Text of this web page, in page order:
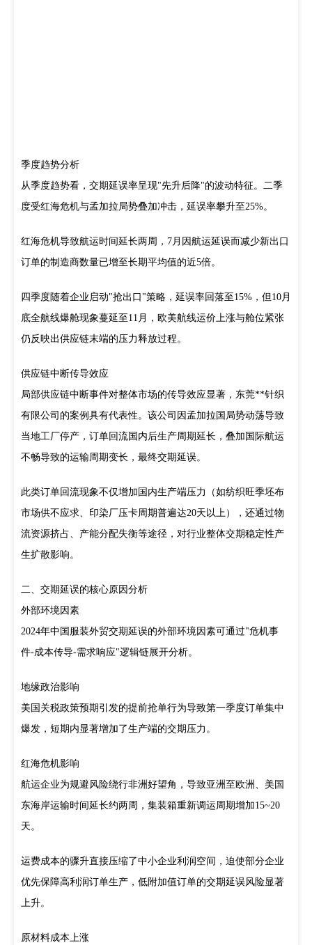
季度趋势分析
从季度趋势看，交期延误率呈现"先升后降"的波动特征。二季
度受红海危机与孟加拉局势叠加冲击，延误率攀升至25%。
红海危机导致航运时间延长两周，7月因航运延误而减少新出口
订单的制造商数量已增至长期平均值的近5倍。
四季度随着企业启动"抢出口"策略，延误率回落至 15% ，但10月
底全航线爆舱现象蔓延至11月，欧美航线运价上涨与舱位紧张
仍反映出供应链末端的压力释放过程。
供应链中断传导效应
局部供应链中断事件对整体市场的传导效应显著，东莞**针织
有限公司的案例具有代表性。该公司因孟加拉国局势动荡导致
当地工厂停产，订单回流国内后生产周期延长，叠加国际航运
不畅导致的运输周期变长，最终交期延误。
此类订单回流现象不仅增加国内生产端压力（如纺织旺季坯布
市场供不应求、印染厂压卡周期普遍达20天以上），还通过物
流资源挤占、产能分配失衡等途径，对行业整体交期稳定性产
生扩散影响。
二、交期延误的核心原因分析
外部环境因素
2024年中国服装外贸交期延误的外部环境因素可通过"危机事
件-成本传导-需求响应"逻辑链展开分析。
地缘政治影响
美国关税政策预期引发的提前抢单行为导致第一季度订单集中
爆发，短期内显著增加了生产端的交期压力。
红海危机影响
航运企业为规避风险绕行非洲好望角，导致亚洲至欧洲、美国
东海岸运输时间延长约两周，集装箱重新调运周期增加15~20
天。
运费成本的骤升直接压缩了中小企业利润空间，迫使部分企业
优先保障高利润订单生产，低附加值订单的交期延误风险显著
上升。
原材料成本上涨